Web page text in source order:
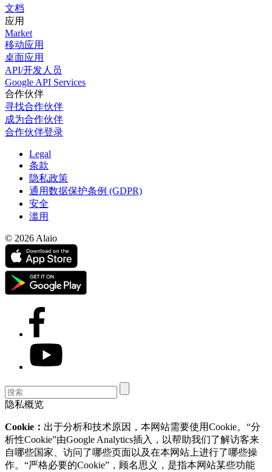
文档
应用
Market
移动应用
桌面应用
API/开发人员
Google API Services
合作伙伴
寻找合作伙伴
成为合作伙伴
合作伙伴登录
Legal
条款
隐私政策
通用数据保护条例 (GDPR)
安全
滥用
© 2026 Alaio
隐私概览
Cookie： 出于分析和技术原因，本网站需要使用Cookie。“分
析性Cookie”由Google Analytics插入，以帮助我们了解访客来
自哪些国家、访问了哪些页面以及在本网站上进行了哪些操
作。“严格必要的Cookie”，顾名思义，是指本网站某些功能